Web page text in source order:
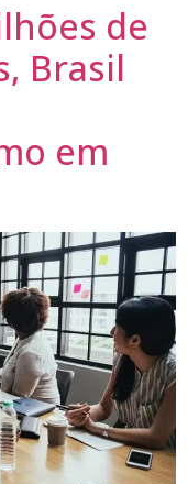
de
Brasil
em